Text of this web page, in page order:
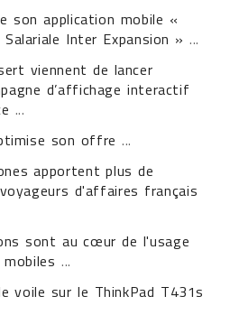
son application mobile «
Inter Expansion » ...
viennent de lancer
d’affichage interactif
...
son offre ...
apportent plus de
d'affaires français
sont au cœur de l'usage
...
voile sur le ThinkPad T431s